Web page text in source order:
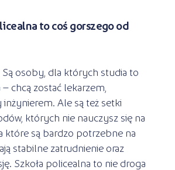
to coś gorszego od
osoby, dla których studia to
chcą zostać lekarzem,
inżynierem. Ale są też setki
których nie nauczysz się na
które są bardzo potrzebne na
stabilne zatrudnienie oraz
Szkoła policealna to nie droga